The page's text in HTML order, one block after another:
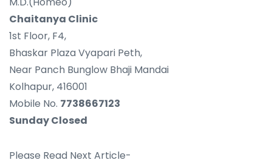
Chaitanya Clinic
1st Floor, F4,
Bhaskar Plaza Vyapari Peth,
Near Panch Bunglow Bhaji Mandai
Kolhapur, 416001
Mobile No. 7738667123
Sunday Closed
Please Read Next Article-